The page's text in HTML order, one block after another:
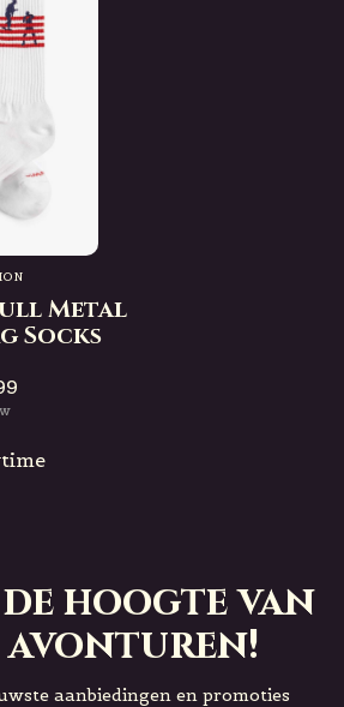
Metal
Socks
hoogte van
avonturen!
aanbiedingen en promoties